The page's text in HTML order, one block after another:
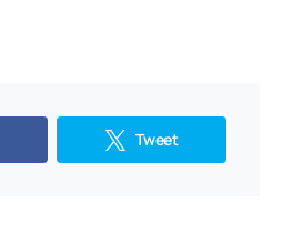
Tweet